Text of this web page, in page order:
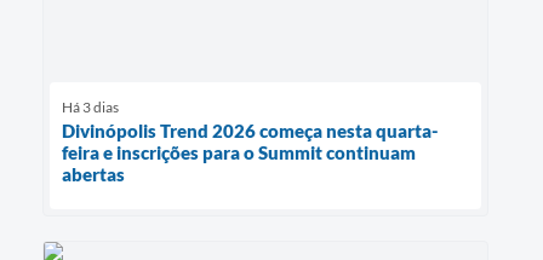
Há 3 dias
Divinópolis Trend 2026 começa nesta quarta-
feira e inscrições para o Summit continuam
abertas